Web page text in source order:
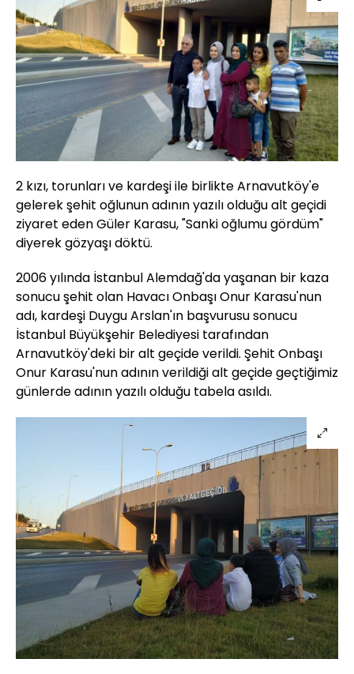
2 kızı, torunları ve kardeşi ile birlikte Arnavutköy'e
gelerek şehit oğlunun adının yazılı olduğu alt geçidi
ziyaret eden Güler Karasu, "Sanki oğlumu gördüm"
diyerek gözyaşı döktü.
2006 yılında İstanbul Alemdağ'da yaşanan bir kaza
sonucu şehit olan Havacı Onbaşı Onur Karasu'nun
adı, kardeşi Duygu Arslan'ın başvurusu sonucu
İstanbul Büyükşehir Belediyesi tarafından
Arnavutköy'deki bir alt geçide verildi. Şehit Onbaşı
Onur Karasu'nun adının verildiği alt geçide geçtiğimiz
günlerde adının yazılı olduğu tabela asıldı.